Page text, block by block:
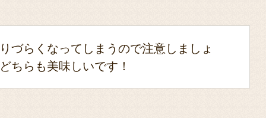
づらくなってしまうので注意しましょ
ちらも美味しいです！